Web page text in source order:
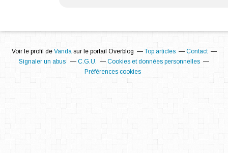
Voir le profil de Vandasur le portail Overblog Top articles
Contact
Signaler un abus
C.G.U.
Cookies et données personnelles
Préférences cookies